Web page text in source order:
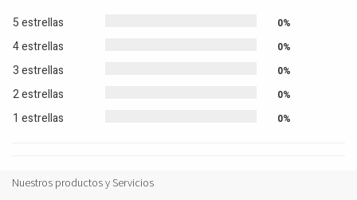
5 estrellas
0%
4 estrellas 0%
3 estrellas 0%
2 estrellas 0%
1 estrellas 0%
Nuestros productos y Servicios